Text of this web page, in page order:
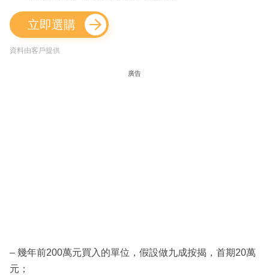
立即選購
資料由客戶提供
廣告
– 幾年前200萬元買入的單位，假設做九成按揭，首期20萬
元；